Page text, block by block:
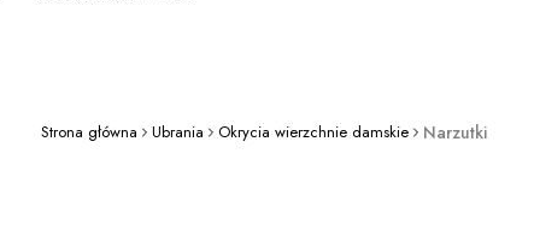
Strona główna Ubrania Okrycia wierzchnie damskie Narzutki